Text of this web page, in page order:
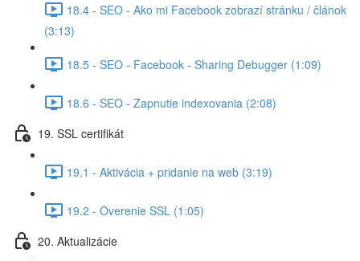
18.4 - SEO - Ako mi Facebook zobrazí stránku / článok
(3:13)
18.5 - SEO - Facebook - Sharing Debugger (1:09)
18.6 - SEO - Zapnutie indexovania (2:08)
19. SSL certifikát
19.1 - Aktivácia + pridanie na web (3:19)
19.2 - Overenie SSL (1:05)
20. Aktualizácie